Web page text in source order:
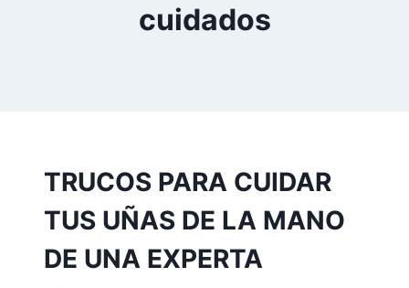
cuidados
TRUCOS PARA CUIDAR
TUS UÑAS DE LA MANO
DE UNA EXPERTA